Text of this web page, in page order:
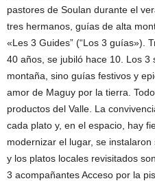
pastores de Soulan durante el
tres hermanos, guías de alta
«Les 3 Guides” (“Los 3 guías»).
40 años, se jubiló hace 10. Los
montaña, sino guías festivos y
amor de Maguy por la tierra.
productos del Valle. La
cada plato y, en el espacio, hay
modernizar el lugar, se
y los platos locales revisitados
3 acompañantes Acceso por la